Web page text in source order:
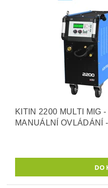
KITIN 2200 MULTI MIG
MANUÁLNÍ OVLÁDÁNÍ